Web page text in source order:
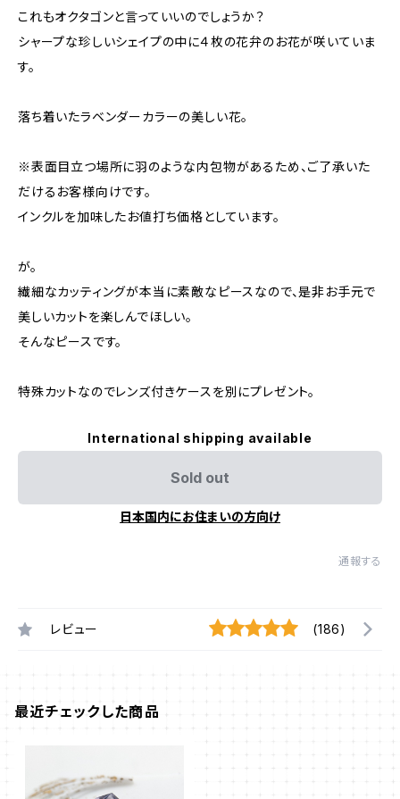
これもオクタゴンと言っていいのでしょうか？
シャープな珍しいシェイプの中に４枚の花弁のお花が咲いていま
す。
落ち着いたラベンダーカラーの美しい花。
※表面目立つ場所に羽のような内包物があるため、ご了承いた
だけるお客様向けです。
インクルを加味したお値打ち価格としています。
が。
繊細なカッティングが本当に素敵なピースなので、是非お手元で
美しいカットを楽しんでほしい。
そんなピースです。
特殊カットなのでレンズ付きケースを別にプレゼント。
International shipping available
Sold out
日本国内にお住まいの方向け
通報する
レビュー (186)
最近チェックした商品